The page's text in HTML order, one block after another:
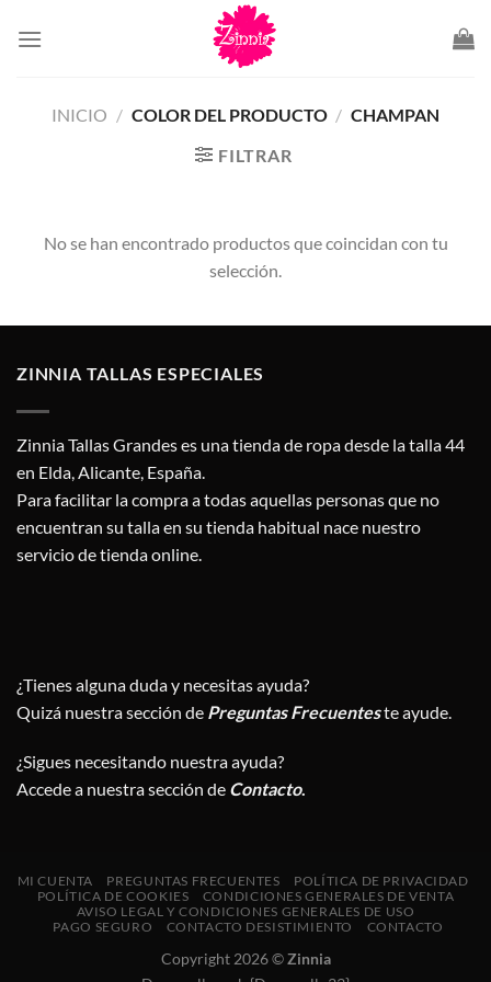
INICIO / COLOR DEL PRODUCTO / CHAMPAN
FILTRAR
No se han encontrado productos que coincidan con tu
selección.
ZINNIA TALLAS ESPECIALES
Zinnia Tallas Grandes es una tienda de ropa desde la talla 44
en Elda, Alicante, España.
Para facilitar la compra a todas aquellas personas que no
encuentran su talla en su tienda habitual nace nuestro
servicio de tienda online.
¿Tienes alguna duda y necesitas ayuda?
Quizá nuestra sección de Preguntas Frecuenteste ayude.
¿Sigues necesitando nuestra ayuda?
Accede a nuestra sección de Contacto.
MI CUENTA PREGUNTAS FRECUENTES
POLÍTICA DE PRIVACIDAD
POLÍTICA DE COOKIES
CONDICIONES GENERALES DE VENTA
AVISO LEGAL Y CONDICIONES GENERALES DE USO
PAGO SEGURO
CONTACTO DESISTIMIENTO CONTACTO
Copyright 2026 ©Zinnia